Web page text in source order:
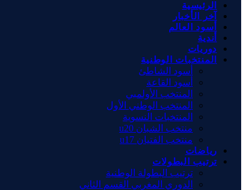
الرئيسية
آخر الأخبار
أسود العالم
أندية
دوريات
المنتخبات الوطنية
أسود الشاطئ
أسود القاعة
المنتخب الأولمبي
المنتخب الوطني الأول
المنتخبات النسوية
منتخب الشبان u20
منتخب الفتيان u17
رياضات
ترتيب البطولات
ترتيب البطولة الوطنية
الدوري المغربي القسم الثاني